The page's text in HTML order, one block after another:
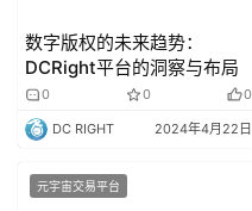
数字版权的未来趋势：
DCRight平台的洞察与布局
0 0 0
DC RIGHT 2024年4月22日
元宇宙交易平台